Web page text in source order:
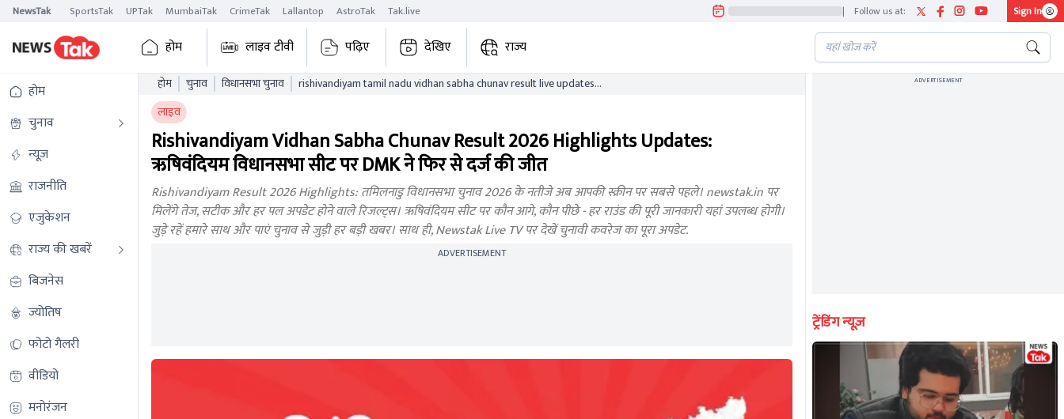
NewsTak SportsTak UPTak MumbaiTak CrimeTak Lallantop AstroTak Tak.live | Follow us at: Sign In
होम लाइव टीवी पढ़िए देखिए राज्य
होम
चुनाव
न्यूज़
राजनीति
एजुकेशन
राज्य की खबरें
बिजनेस
ज्योतिष
फोटो गैलरी
वीडियो
मनोरंजन
होम चुनाव विधानसभा चुनाव
rishivandiyam tamil nadu vidhan sabha chunav result live updates
लाइव
Rishivandiyam Vidhan Sabha Chunav Result 2026 Highlights Updates:
ऋषिवंदियम विधानसभा सीट पर DMK ने फिर से दर्ज की जीत
Rishivandiyam Result 2026 Highlights: तमिलनाडु विधानसभा चुनाव 2026 के नतीजे अब आपकी स्क्रीन पर सबसे पहले। newstak.in पर
मिलेंगे तेज, सटीक और हर पल अपडेट होने वाले रिजल्ट्स। ऋषिवंदियम सीट पर कौन आगे, कौन पीछे - हर राउंड की पूरी जानकारी यहां उपलब्ध होगी।
जुड़े रहें हमारे साथ और पाएं चुनाव से जुड़ी हर बड़ी खबर। साथ ही, Newstak Live TV पर देखें चुनावी कवरेज का पूरा अपडेट.
ADVERTISEMENT
ADVERTISEMENT
ट्रेंडिंग न्यूज़